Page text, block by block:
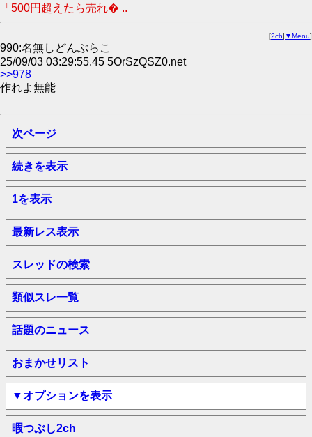
「500円超えたら売れ� ..
[2ch| ▼Menu]
990:名無しどんぶらこ
25/09/03 03:29:55.45 5OrSzQSZ0.net
>>978
作れよ無能
次ページ
続きを表示
1を表示
最新レス表示
スレッドの検索
類似スレ一覧
話題のニュース
おまかせリスト
▼オプションを表示
暇つぶし2ch